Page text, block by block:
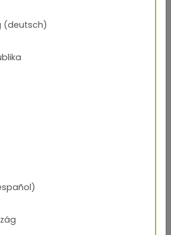
convincono per la loro
allo sfarinamento
e stabilità del colore
ai solventi è inferiore rispetto
(deutsch)